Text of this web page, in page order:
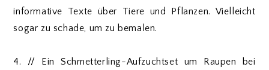
informative Texte über Tiere und Pflanzen. Vielleicht
sogar zu schade, um zu bemalen.
4. // Ein Schmetterling-Aufzuchtset um Raupen bei